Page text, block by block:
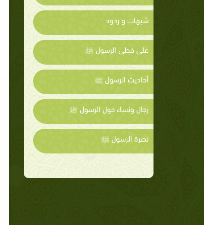
شبهات و ردود
على خطى الرسول ﷺ
أحاديث الرسول ﷺ
رجال ونساء حول الرسول ﷺ
نصرة الرسول ﷺ